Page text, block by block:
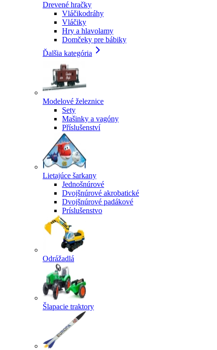
Drevené hračky
Vláčikodráhy
Vláčiky
Hry a hlavolamy
Domčeky pre bábiky
Ďalšia kategória
Modelové železnice
Sety
Mašinky a vagóny
Příslušenství
Lietajúce šarkany
Jednošnúrové
Dvojšnúrové akrobatické
Dvojšnúrové padákové
Príslušenstvo
Odrážadlá
Šlapacie traktory